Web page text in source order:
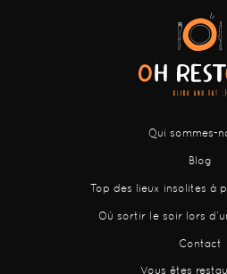
Qui sommes-
Blog
Top des lieux insolites à
Où sortir le soir lors
Contact
Vous êtes